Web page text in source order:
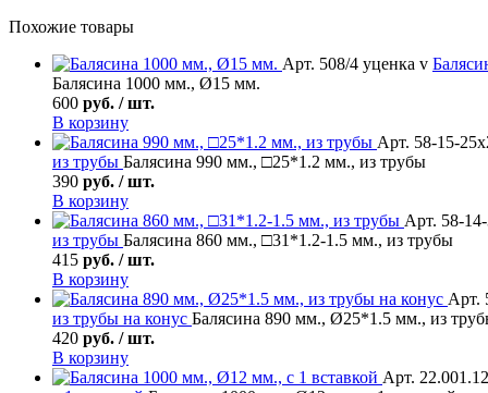
Похожие товары
Арт. 508/4 уценка v
Балясина 1000 мм., Ø15 мм.
600 руб. / шт.
В корзину
Арт. 58-15-
из трубы Балясина 990 мм., □25*1.2 мм., из трубы
390 руб. / шт.
В корзину
Арт. 58-
из трубы Балясина 860 мм., □31*1.2-1.5 мм., из трубы
415 руб. / шт.
В корзину
Арт.
из трубы на конус Балясина 890 мм., Ø25*1.5 мм., из
420 руб. / шт.
В корзину
Арт. 22.001.12